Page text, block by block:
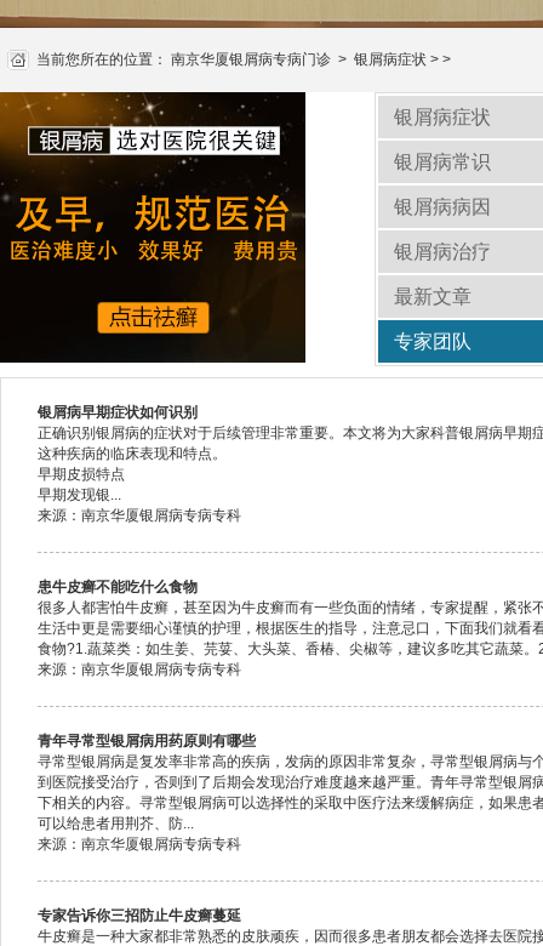
当前您所在的位置： 南京华厦银屑病专病门诊 > 银屑病症状 > >
银屑病症状
银屑病常识
银屑病病因
银屑病治疗
最新文章
专家团队
银屑病早期症状如何识别
正确识别银屑病的症状对于后续管理非常重要。本文将为大家科普银屑病早期
这种疾病的临床表现和特点。
早期皮损特点
早期发现银...
来源：南京华厦银屑病专病专科
患牛皮癣不能吃什么食物
很多人都害怕牛皮癣，甚至因为牛皮癣而有一些负面的情绪，专家提醒，紧张
生活中更是需要细心谨慎的护理，根据医生的指导，注意忌口，下面我们就看
食物?1.蔬菜类：如生姜、芫荽、大头菜、香椿、尖椒等，建议多吃其它蔬菜。
来源：南京华厦银屑病专病专科
青年寻常型银屑病用药原则有哪些
寻常型银屑病是复发率非常高的疾病，发病的原因非常复杂，寻常型银屑病与
到医院接受治疗，否则到了后期会发现治疗难度越来越严重。青年寻常型银屑
下相关的内容。寻常型银屑病可以选择性的采取中医疗法来缓解病症，如果患
可以给患者用荆芥、防...
来源：南京华厦银屑病专病专科
专家告诉你三招防止牛皮癣蔓延
牛皮癣是一种大家都非常熟悉的皮肤顽疾，因而很多患者朋友都会选择去医院